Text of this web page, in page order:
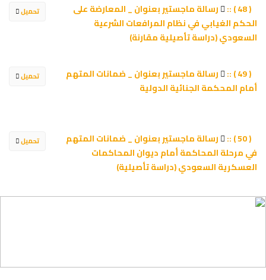
تحميل
رسالة ماجستير بعنوان _ المعارضة على
الحكم الغيابي في نظام المرافعات الشرعية
السعودي (دراسة تأصيلية مقارنة)
تحميل
رسالة ماجستير بعنوان _ ضمانات المتهم
أمام المحكمة الجنائية الدولية
تحميل
رسالة ماجستير بعنوان _ ضمانات المتهم
في مرحلة المحاكمة أمام ديوان المحاكمات
العسكرية السعودي (دراسة تأصيلية)